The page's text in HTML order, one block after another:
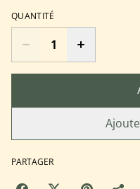
QUANTITÉ
PARTAGER